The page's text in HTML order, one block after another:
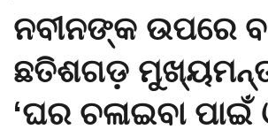
ନବୀନଙ୍କ ଉପରେ
ଛତିଶଗଡ଼
‘ଘର ଚଳାଇବା